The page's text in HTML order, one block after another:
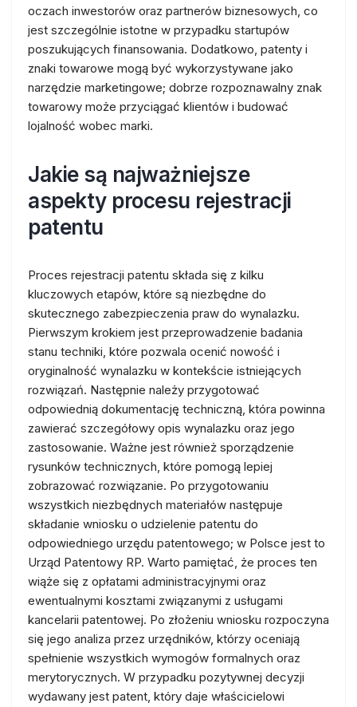
oczach inwestorów oraz partnerów biznesowych, co
jest szczególnie istotne w przypadku startupów
poszukujących finansowania. Dodatkowo, patenty i
znaki towarowe mogą być wykorzystywane jako
narzędzie marketingowe; dobrze rozpoznawalny znak
towarowy może przyciągać klientów i budować
lojalność wobec marki.
Jakie są najważniejsze
aspekty procesu rejestracji
patentu
Proces rejestracji patentu składa się z kilku
kluczowych etapów, które są niezbędne do
skutecznego zabezpieczenia praw do wynalazku.
Pierwszym krokiem jest przeprowadzenie badania
stanu techniki, które pozwala ocenić nowość i
oryginalność wynalazku w kontekście istniejących
rozwiązań. Następnie należy przygotować
odpowiednią dokumentację techniczną, która powinna
zawierać szczegółowy opis wynalazku oraz jego
zastosowanie. Ważne jest również sporządzenie
rysunków technicznych, które pomogą lepiej
zobrazować rozwiązanie. Po przygotowaniu
wszystkich niezbędnych materiałów następuje
składanie wniosku o udzielenie patentu do
odpowiedniego urzędu patentowego; w Polsce jest to
Urząd Patentowy RP. Warto pamiętać, że proces ten
wiąże się z opłatami administracyjnymi oraz
ewentualnymi kosztami związanymi z usługami
kancelarii patentowej. Po złożeniu wniosku rozpoczyna
się jego analiza przez urzędników, którzy oceniają
spełnienie wszystkich wymogów formalnych oraz
merytorycznych. W przypadku pozytywnej decyzji
wydawany jest patent, który daje właścicielowi